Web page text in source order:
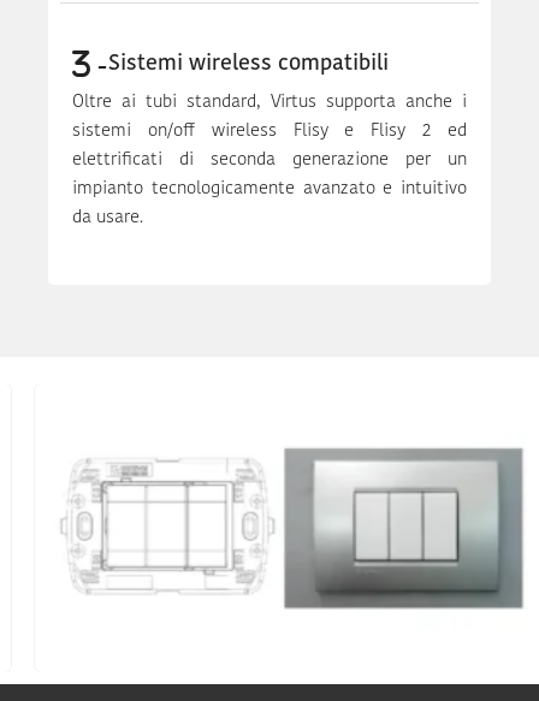
Sistemi wireless compatibili
Oltre ai tubi standard, Virtus supporta anche i
sistemi on/off wireless Flisy e Flisy 2 ed
elettrificati di seconda generazione per un
impianto tecnologicamente avanzato e intuitivo
da usare.